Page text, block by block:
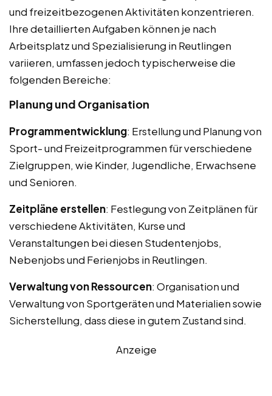
und freizeitbezogenen Aktivitäten konzentrieren.
Ihre detaillierten Aufgaben können je nach
Arbeitsplatz und Spezialisierung in Reutlingen
variieren, umfassen jedoch typischerweise die
folgenden Bereiche:
Planung und Organisation
Programmentwicklung: Erstellung und Planung von
Sport- und Freizeitprogrammen für verschiedene
Zielgruppen, wie Kinder, Jugendliche, Erwachsene
und Senioren.
Zeitpläne erstellen: Festlegung von Zeitplänen für
verschiedene Aktivitäten, Kurse und
Veranstaltungen bei diesen Studentenjobs,
Nebenjobs und Ferienjobs in Reutlingen.
Verwaltung von Ressourcen: Organisation und
Verwaltung von Sportgeräten und Materialien sowie
Sicherstellung, dass diese in gutem Zustand sind.
Anzeige